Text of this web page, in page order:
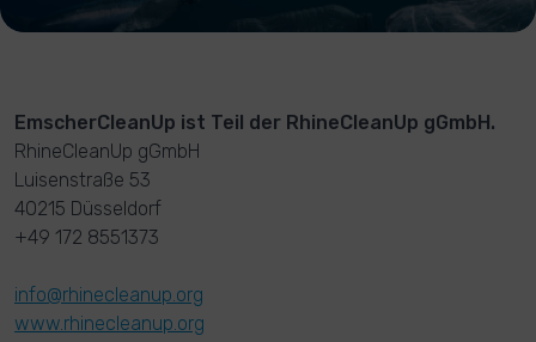
EmscherCleanUp ist Teil der RhineCleanUp gGmbH.
RhineCleanUp gGmbH
Luisenstraße 53
40215 Düsseldorf
+49 172 8551373
info@rhinecleanup.org
www.rhinecleanup.org